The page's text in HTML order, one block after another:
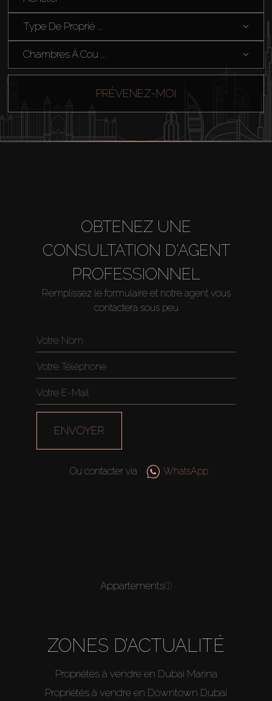
Agents
About Us
Type De Proprié ...
Chambres À Cou ...
PRÉVENEZ-MOI
OBTENEZ UNE
CONSULTATION D'AGENT
PROFESSIONNEL
Remplissez le formulaire et notre agent vous
contactera sous peu
ENVOYER
Ou contacter via WhatsApp
Appartements(1)
ZONES D’ACTUALITÉ
Propriétés à vendre en Dubai Marina
Propriétés à vendre en Downtown Dubai